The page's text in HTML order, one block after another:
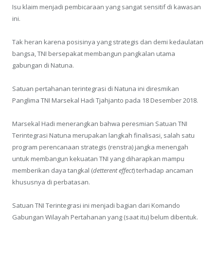
Isu klaim menjadi pembicaraan yang sangat sensitif di kawasan
ini.
Tak heran karena posisinya yang strategis dan demi kedaulatan
bangsa, TNI bersepakat membangun pangkalan utama
gabungan di Natuna.
Satuan pertahanan terintegrasi di Natuna ini diresmikan
Panglima TNI Marsekal Hadi Tjahjanto pada 18 Desember 2018.
Marsekal Hadi menerangkan bahwa peresmian Satuan TNI
Terintegrasi Natuna merupakan langkah finalisasi, salah satu
program perencanaan strategis (renstra) jangka menengah
untuk membangun kekuatan TNI yang diharapkan mampu
memberikan daya tangkal (detterent effect) terhadap ancaman
khususnya di perbatasan.
Satuan TNI Terintegrasi ini menjadi bagian dari Komando
Gabungan Wilayah Pertahanan yang (saat itu) belum dibentuk.